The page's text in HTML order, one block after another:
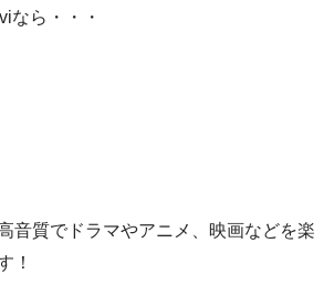
なら・・・
音質でドラマやアニメ、映画などを楽
！